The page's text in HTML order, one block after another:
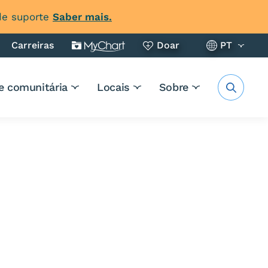
suporte Saber mais.
Carreiras Doar PT
comunitária Locais Sobre